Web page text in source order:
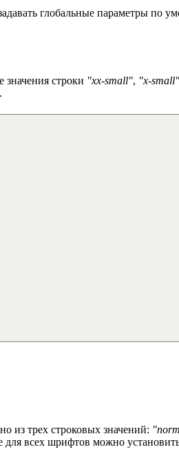
глобальные параметры по
значения строки "xx-small", "x-small"
из трех строковых значений:
всех шрифтов можно